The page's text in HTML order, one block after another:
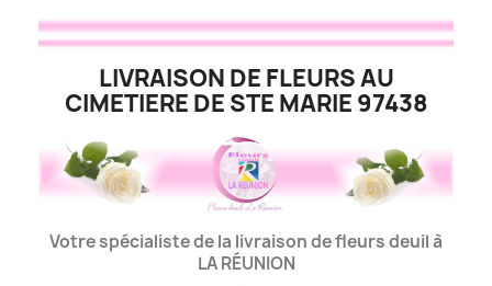
LIVRAISON DE FLEURS AU
CIMETIERE DE STE MARIE 97438
Votre spécialiste de la livraison de fleurs deuil à
LARÉUNION